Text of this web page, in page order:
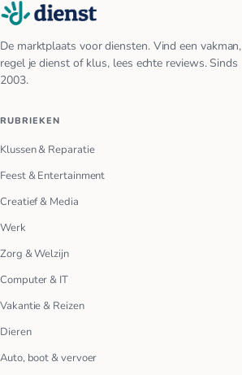
De marktplaats voor diensten. Vind een vakman,
regel je dienst of klus, lees echte reviews. Sinds
2003.
RUBRIEKEN
Klussen & Reparatie
Feest & Entertainment
Creatief & Media
Werk
Zorg & Welzijn
Computer & IT
Vakantie & Reizen
Dieren
Auto, boot & vervoer